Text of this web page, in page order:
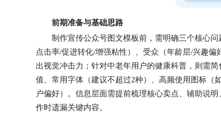
前期准备与基础思路
制作宣传公众号图文模板前，需明确三个核心
点击率/促进转化/增强粘性）、受众（年龄层/兴趣
出视觉冲击力；针对中老年用户的健康科普，则需
值、常用字体（建议不超过2种）、高频使用图标（
户偏好）。信息层面需提前梳理核心卖点、辅助说
作时遗漏关键内容。